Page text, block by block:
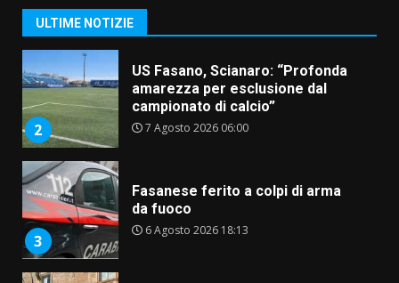
ULTIME NOTIZIE
1
2
US Fasano, Scianaro: “Profonda
amarezza per esclusione dal
campionato di calcio”
7 Agosto 2026 06:00
3
Fasanese ferito a colpi di arma
da fuoco
6 Agosto 2026 18:13